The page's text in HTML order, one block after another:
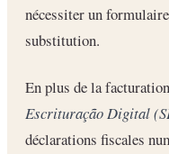
nécessiter un formulaire
substitution.
En plus de la
Escrituração Digital
déclarations fiscales